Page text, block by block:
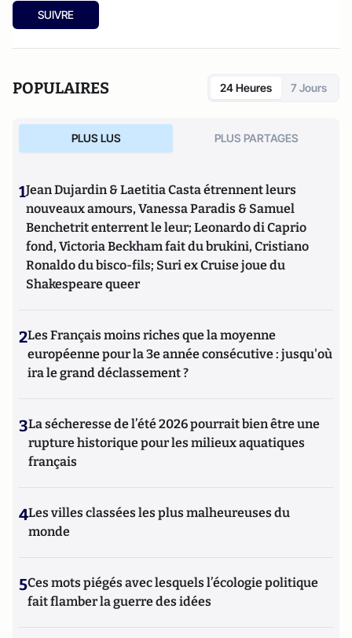
SUIVRE
POPULAIRES 24 Heures 7 Jours
PLUS LUS PLUS PARTAGES
1Jean Dujardin & Laetitia Casta étrennent leurs
nouveaux amours, Vanessa Paradis & Samuel
Benchetrit enterrent le leur; Leonardo di Caprio
fond, Victoria Beckham fait du brukini, Cristiano
Ronaldo du bisco-fils; Suri ex Cruise joue du
Shakespeare queer
2Les Français moins riches que la moyenne
européenne pour la 3e année consécutive : jusqu'où
ira le grand déclassement ?
3La sécheresse de l’été 2026 pourrait bien être une
rupture historique pour les milieux aquatiques
français
4Les villes classées les plus malheureuses du
monde
5Ces mots piégés avec lesquels l’écologie politique
fait flamber la guerre des idées